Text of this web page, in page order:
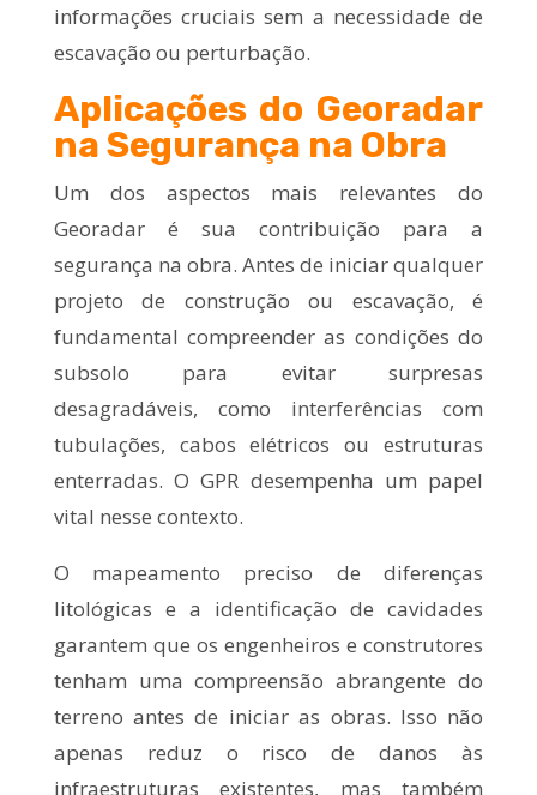
informações cruciais sem a necessidade de
escavação ou perturbação.
Aplicações do Georadar
na Segurança na Obra
Um dos aspectos mais relevantes do
Georadar é sua contribuição para a
segurança na obra. Antes de iniciar qualquer
projeto de construção ou escavação, é
fundamental compreender as condições do
subsolo para evitar surpresas
desagradáveis, como interferências com
tubulações, cabos elétricos ou estruturas
enterradas. O GPR desempenha um papel
vital nesse contexto.
O mapeamento preciso de diferenças
litológicas e a identificação de cavidades
garantem que os engenheiros e construtores
tenham uma compreensão abrangente do
terreno antes de iniciar as obras. Isso não
apenas reduz o risco de danos às
infraestruturas existentes, mas também